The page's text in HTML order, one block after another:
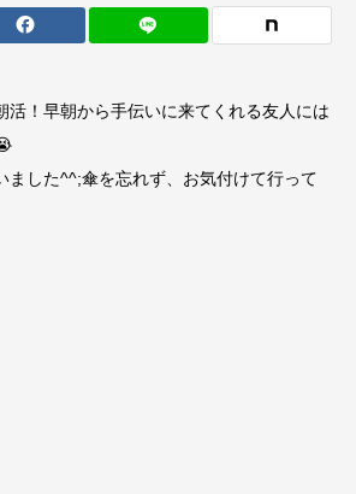
活！早朝から手伝いに来てくれる友人には
ました^^;傘を忘れず、お気付けて行って